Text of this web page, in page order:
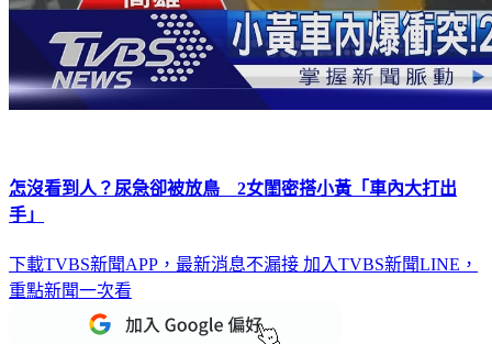
怎沒看到人？尿急卻被放鳥 2女閨密搭小黃「車內大打出
手」
下載TVBS新聞APP，最新消息不漏接 加入TVBS新聞LINE，
重點新聞一次看